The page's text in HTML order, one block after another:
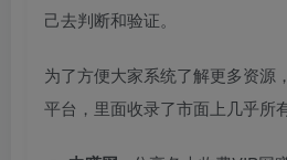
己去判断和验证。
为了方便大家系统了解更多资源
平台，里面收录了市面上几乎所